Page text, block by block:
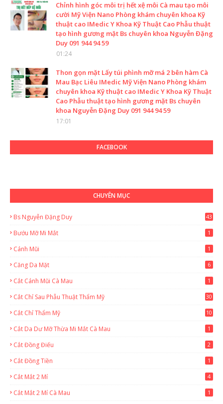
Chỉnh hình góc môi trị hết xệ môi Cà mau tạo môi
cười Mỹ Viện Nano Phòng khám chuyên khoa Kỹ
thuật cao IMedic Y Khoa Kỹ Thuật Cao Phẫu thuật
tạo hình gương mặt Bs chuyên khoa Nguyễn Đặng
Duy 091 944 94 59
01:24
Thon gọn mặt Lấy túi phình mỡ má 2 bên hàm Cà
Mau Bạc Liêu IMedic Mỹ Viện Nano Phòng khám
chuyên khoa Kỹ thuật cao IMedic Y Khoa Kỹ Thuật
Cao Phẫu thuật tạo hình gương mặt Bs chuyên
khoa Nguyễn Đặng Duy 091 944 94 59
17:01
FACEBOOK
CHUYÊN MỤC
Bs Nguyễn Đặng Duy
43
Bướu Mỡ Mi Mắt 1
Cánh Mũi 1
Căng Da Mặt 6
Cắt Cánh Mũi Cà Mau 1
Cắt Chỉ Sau Phẫu Thuật Thẩm Mỹ 30
Cắt Chỉ Thẩm Mỹ 10
Cắt Da Dư Mỡ Thừa Mi Mắt Cà Mau 1
Cắt Đồng Điếu 2
Cắt Đồng Tiền 1
Cắt Mắt 2 Mí 4
Cắt Mắt 2 Mí Cà Mau 1